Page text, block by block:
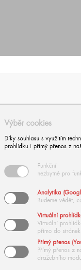
Výběr cookies
Díky souhlasu s využitím
prohlídku i přímý přenos z
Funkční
nezbytné pro
Analytika
Budeme vědět,
Virtuální
Virtuální
přímo do stránek
Přímý přenos
Přímý přenos z
dražebního